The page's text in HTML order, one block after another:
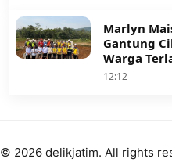
Marlyn
Gantung
Warga
12:12
© 2026 delikjatim. All rights